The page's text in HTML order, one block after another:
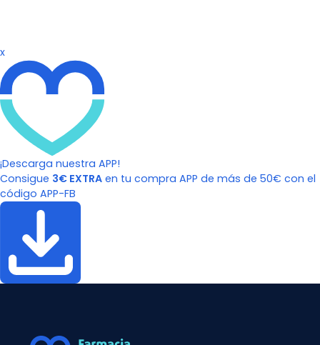
x
¡Descarga nuestra APP!
Consigue 3€ EXTRA en tu compra APP de más de 50€ con el
código APP-FB